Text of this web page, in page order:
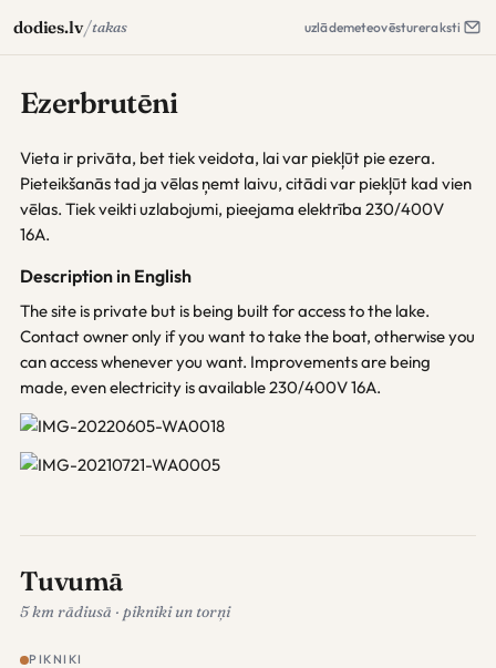
dodies.lv/takas uzlādemeteovēstureraksti
Ezerbrutēni
Vieta ir privāta, bet tiek veidota, lai var piekļūt pie ezera.
Pieteikšanās tad ja vēlas ņemt laivu, citādi var piekļūt kad vien
vēlas. Tiek veikti uzlabojumi, pieejama elektrība 230/400V
16A.
Description in English
The site is private but is being built for access to the lake.
Contact owner only if you want to take the boat, otherwise you
can access whenever you want. Improvements are being
made, even electricity is available 230/400V 16A.
Tuvumā
5 km rādiusā · pikniki un torņi
PIKNIKI